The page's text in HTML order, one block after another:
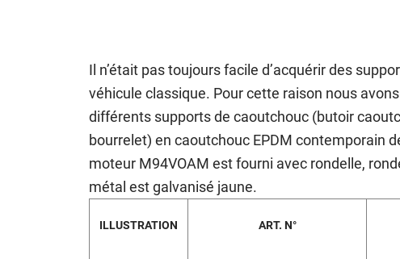
Il n’était pas toujours facile d’acquérir des
véhicule classique. Pour cette raison nous
différents supports de caoutchouc (butoir
bourrelet) en caoutchouc EPDM contemporain
moteur M94VOAM est fourni avec rondelle,
métal est galvanisé jaune.
ILLUSTRATION ART. N°